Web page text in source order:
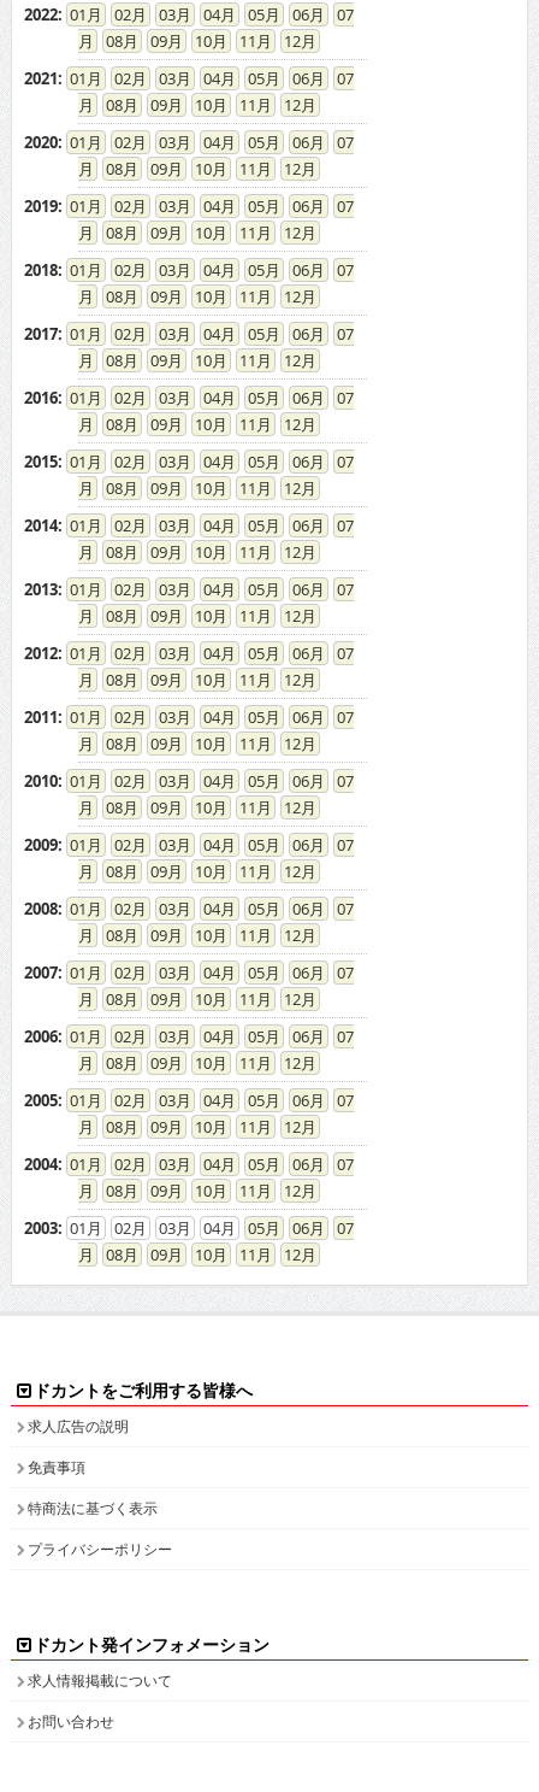
2022: 01 02 03 04 05 06
07
08
09 10 11
12
2021: 01 02 03 04 05 06
07
08
09 10 11
12
2020: 01 02 03 04 05 06
07
08
09 10 11
12
2019: 01 02 03 04 05 06
07
08
09 10 11
12
2018: 01 02 03 04 05 06
07
08
09 10 11
12
2017: 01 02 03 04 05 06
07
08
09 10 11
12
2016: 01 02 03 04 05 06
07
08
09 10 11
12
2015: 01 02 03 04 05 06
07
08
09 10 11
12
2014: 01 02 03 04 05 06
07
08
09 10 11
12
2013: 01 02 03 04 05 06
07
08
09 10 11
12
2012: 01 02 03 04 05 06
07
08
09 10 11
12
2011: 01 02 03 04 05 06
07
08
09 10 11
12
2010: 01 02 03 04 05 06
07
08
09 10 11
12
2009: 01 02 03 04 05 06
07
08
09 10 11
12
2008: 01 02 03 04 05 06
07
08
09 10 11
12
2007: 01 02 03 04 05 06
07
08
09 10 11
12
2006: 01 02 03 04 05 06
07
08
09 10 11
12
2005: 01 02 03 04 05 06
07
08
09 10 11
12
2004: 01 02 03 04 05 06
07
08
09 10 11
12
2003: 01 02 03 04 05 06
07
08
09 10 11 12
ドカントをご利用する皆様へ
求人広告の説明
免責事項
特商法に基づく表示
プライバシーポリシー
ドカント発インフォメーション
求人情報掲載について
お問い合わせ